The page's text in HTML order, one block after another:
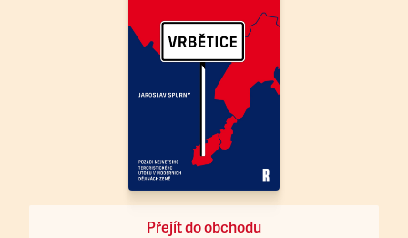
Přejít do obchodu